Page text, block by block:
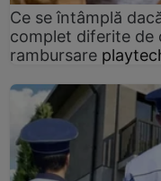
Ce se întâmplă
complet diferite de
rambursare